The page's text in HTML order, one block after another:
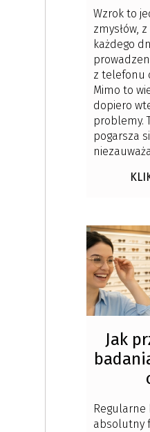
Wzrok to
zmysłów,
każdego
z telefonu
Mimo to
dopiero
problemy.
pogarsza
Jak
absolutny